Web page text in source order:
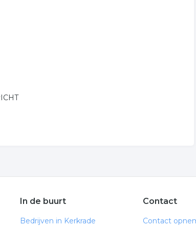
In de buurt
Bedrijven in Kerkrade
Contact
Contact